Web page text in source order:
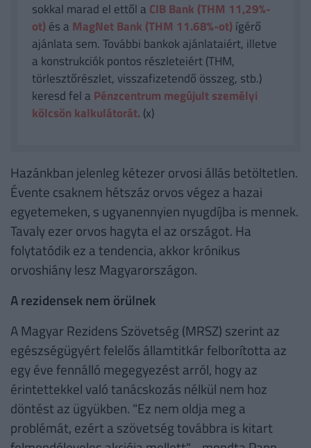
sokkal marad el ettől a CIB Bank (THM 11,29%-
ot)és a MagNet Bank (THM 11.68%-ot)ígérő
ajánlata sem. További bankok ajánlataiért, illetve
a konstrukciók pontos részleteiért (THM,
törlesztőrészlet, visszafizetendő összeg, stb.)
keresd fel a Pénzcentrum megújult személyi
kölcsön kalkulátorát. (x)
Hazánkban jelenleg kétezer orvosi állás betöltetlen.
Évente csaknem hétszáz orvos végez a hazai
egyetemeken, s ugyanennyien nyugdíjba is mennek.
Tavaly ezer orvos hagyta el az országot. Ha
folytatódik ez a tendencia, akkor krónikus
orvoshiány lesz Magyarországon.
A rezidensek nem örülnek
A Magyar Rezidens Szövetség (MRSZ) szerint az
egészségügyért felelős államtitkár felborította az
egy éve fennálló megegyezést arról, hogy az
érintettekkel való tanácskozás nélkül nem hoz
döntést az ügyükben. "Ez nem oldja meg a
problémát, ezért a szövetség továbbra is kitart